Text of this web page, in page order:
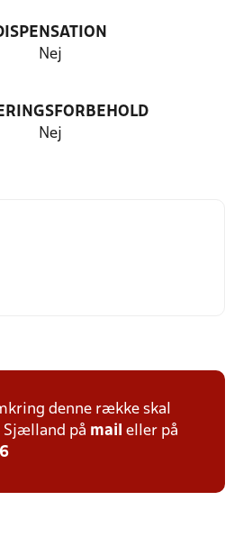
Nej
Nej
denne række skal
Sjælland på mail eller på